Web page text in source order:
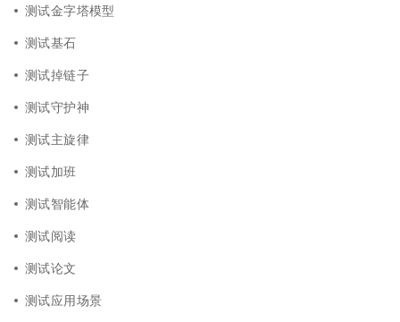
测试金字塔模型
测试基石
测试掉链子
测试守护神
测试主旋律
测试加班
测试智能体
测试阅读
测试论文
测试应用场景